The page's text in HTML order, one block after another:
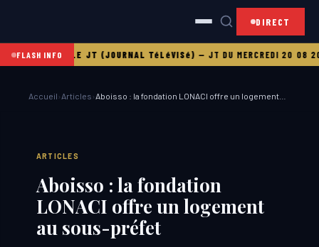
DIRECT
FLASH INFO
21 08 2025LE JT (JOURNAL TéLéVISé)— JT DU MERCREDI 20 08
Accueil › Articles › Aboisso : la fondation LONACI offre un logement…
ARTICLES
Aboisso : la fondation
LONACI offre un logement
au sous-préfet